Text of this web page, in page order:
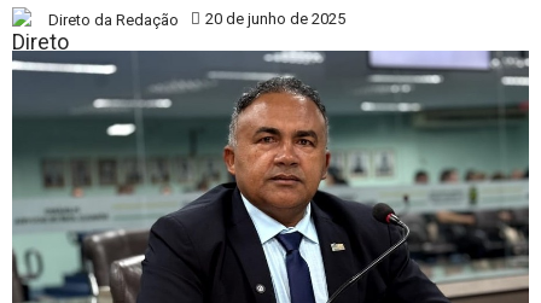
Direto da Redação 20 de junho de 2025